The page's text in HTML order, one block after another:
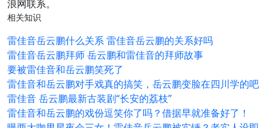
浪网联系。
相关知识
雷佳音岳云鹏什么关系 雷佳音岳云鹏的关系好吗
雷佳音岳云鹏拜师 岳云鹏和雷佳音的拜师故事
要被雷佳音和岳云鹏笑死了
雷佳音和岳云鹏对手戏真的搞笑，岳云鹏变脸在四川学的吧
雷佳音 岳云鹏最新古装剧“长安的荔枝”
雷佳音和岳云鹏的戏份逗笑你了吗？借据早就准备好了！